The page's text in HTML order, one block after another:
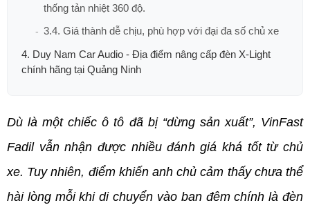
thống tản nhiệt 360 độ.
3.4. Giá thành dễ chịu, phù hợp với đại đa số chủ xe
4. Duy Nam Car Audio - Địa điểm nâng cấp đèn X-Light
chính hãng tại Quảng Ninh
Dù là một chiếc ô tô đã bị “dừng sản xuất”, VinFast
Fadil vẫn nhận được nhiều đánh giá khá tốt từ chủ
xe. Tuy nhiên, điểm khiến anh chủ cảm thấy chưa thể
hài lòng mỗi khi di chuyển vào ban đêm chính là đèn